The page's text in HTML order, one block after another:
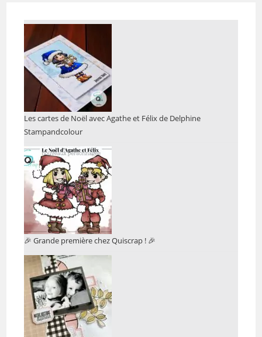
Les cartes de Noël avec Agathe et Félix de Delphine
Stampandcolour
🎉 Grande première chez Quiscrap ! 🎉